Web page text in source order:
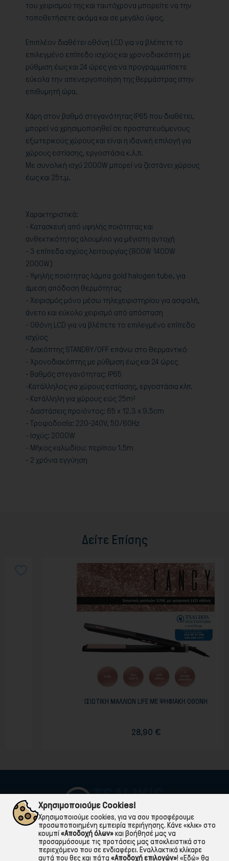
του χειρισμού της και ταυτόχρονα μπορείτε να την
τοποθετήσετε ακόμα και σε μεγάλο ύψος.
Επιπλέον διαθέτει οθόνη LCD για να βλέπετε το
επιλεγμένο επίπεδο ισχύος και χρονοδιακόπτη με
ρύθμιση έως και 24 ώρες για να προγραμματίσετε
εύκολα την απενεργοποίηση της θερμάστρας στην
επιθυμητή ώρα.
Χάρη στον βαθμό στεγανότητας IP65 που διαθέτει,
μπορεί να χρησιμοποιηθεί σε προστατευόμενους
εξωτερικούς χώρους και είναι η ιδανική επιλογή για
χώρους εστίασης, εργοστάσια κ.λ.π.
Με συνολική ισχύ 2000W μπορεί να ζεστάνει χώρους
έως και 25τ.μ.
Χαρακτηριστικά:
- Κατασκευή από υψηλής ποιότητας και
ανθεκτικότητας αλουμίνιο για μέγιστη αντοχή
- 3 επίπεδα ισχύος λειτουργίας (800W 1400W
2000W)
- Υψηλής ποιότητας λάμπα gold halogen tube, για
άμεση απόδοση θερμότητας
- Χειρισμός μόνο μέσω τηλεχειριστηρίου για ασφαλή,
άνετο και εύκολο χειρισμό από απόσταση
- Οθόνη LCD για να βλέπετε το επιλεγμένο επίπεδο
ισχύος
- Διακόπτης STANDBY/OFF επάνω στο θερμαντικό
- Χρονοδιακόπτης με ρύθμιση έως και 24 ώρες
- Βαθμός στεγανότητας: IP65
-Κατάλληλος για χώρους εστίασης, εργοστάσια κλπ.
- Κατάλληλη για χώρους εώς 25m²
- Διαστάσεις προϊόντος: 65 x 12.3 x 9.5cm
- Τροφοδοσία: 220-240V, 50/60Hz
- Ισχύς: 2000W
- Μήκος καλωδίου: περίπου 1.5m
- 2 χρόνια εγγύηση
Δείτε Επίσης
ΙΣΙΩΤΙΚΗ ΜΑΛΛΙΩΝ LIFE ΜΕ ΨΗΦΙΑΚΗ ΟΘΟΝΗ
Χρησιμοποιούμε Cookies!
Χρησιμοποιούμε cookies, για να σου προσφέρουμε
προσωποποιημένη εμπειρία περιήγησης. Κάνε «κλικ» στο
κουμπί«Αποδοχή όλων»και βοήθησέ μας να
προσαρμόσουμε τις προτάσεις μας αποκλειστικά στο
περιεχόμενο που σε ενδιαφέρει. Εναλλακτικά κλίκαρε
αυτά που θες και πάτα «Αποδοχή επιλογών»! «Εδώ» θα